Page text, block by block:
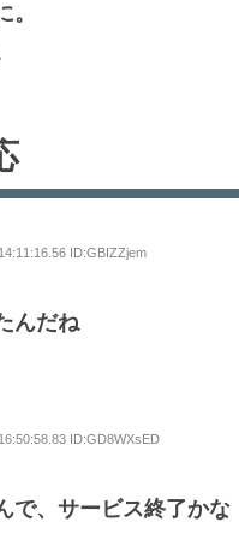
ID:GBIZZjem
んだね
ID:GD8WXsED
で、サービス終了かな